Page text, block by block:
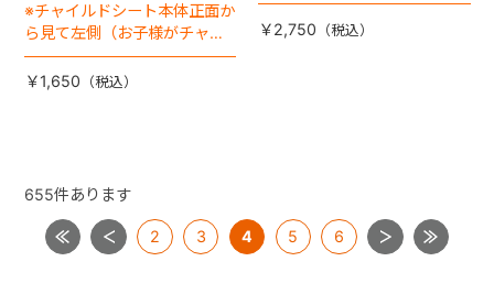
※チャイルドシート本体正面か
ら見て左側（お子様がチャイ
ルドシートに座った状態で右
手側となります）
￥1,650
￥2,750
655件あります
2 3 4 5 6